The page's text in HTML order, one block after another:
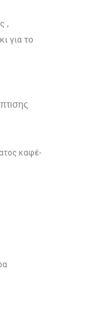
,
για το
καφέ-